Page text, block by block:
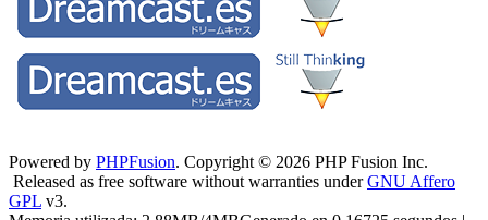
Powered by PHPFusion. Copyright © 2026 PHP Fusion Inc.
Released as free software without warranties underGNU Affero
GPL v3.